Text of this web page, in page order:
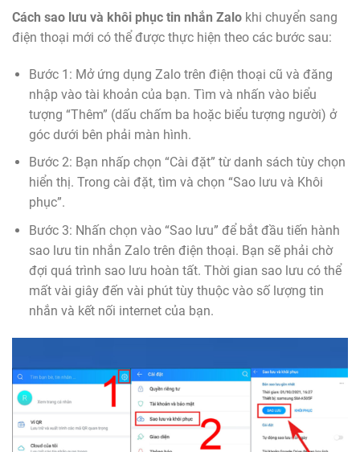
Cách sao lưu và khôi phục tin nhắn Zalo khi chuyển sang
điện thoại mới có thể được thực hiện theo các bước sau:
Bước 1: Mở ứng dụng Zalo trên điện thoại cũ và đăng
nhập vào tài khoản của bạn. Tìm và nhấn vào biểu
tượng “Thêm” (dấu chấm ba hoặc biểu tượng người) ở
góc dưới bên phải màn hình.
Bước 2: Bạn nhấp chọn “Cài đặt” từ danh sách tùy chọn
hiển thị. Trong cài đặt, tìm và chọn “Sao lưu và Khôi
phục”.
Bước 3: Nhấn chọn vào “Sao lưu” để bắt đầu tiến hành
sao lưu tin nhắn Zalo trên điện thoại. Bạn sẽ phải chờ
đợi quá trình sao lưu hoàn tất. Thời gian sao lưu có thể
mất vài giây đến vài phút tùy thuộc vào số lượng tin
nhắn và kết nối internet của bạn.